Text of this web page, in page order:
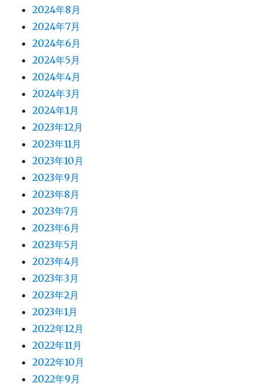
2024年8月
2024年7月
2024年6月
2024年5月
2024年4月
2024年3月
2024年1月
2023年12月
2023年11月
2023年10月
2023年9月
2023年8月
2023年7月
2023年6月
2023年5月
2023年4月
2023年3月
2023年2月
2023年1月
2022年12月
2022年11月
2022年10月
2022年9月